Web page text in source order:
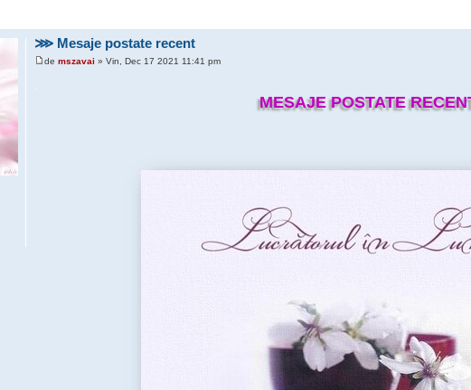
⋙ Mesaje postate recent
de mszavai » Vin, Dec 17 2021 11:41 pm
MESAJE POSTATE